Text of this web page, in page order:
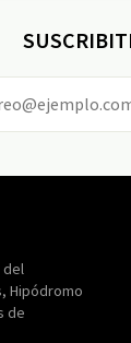
del
Hipódromo
de